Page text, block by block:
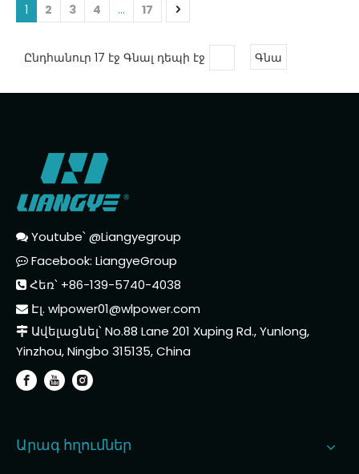
1 2 3 4 ... 17
Ընդհանուր 17 էջ Գնալ դեպի էջ Գնա
 Youtube՝ @Liangyegroup
 Facebook: LiangyeGroup
 Հեռ՝ +86-139-5740-4038
 Էլ. wlpower01@wlpower.com
 Ավելացնել՝ No.88 Lane 201 Xuping Rd., Yunlong,
Yinzhou, Ningbo 315135, China
Արագ հղումներ